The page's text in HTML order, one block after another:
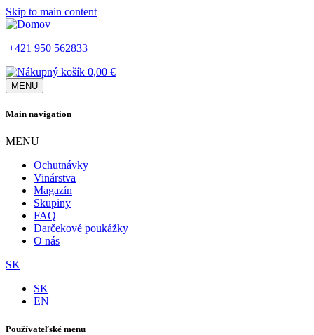
Skip to main content
+421 950 562833
0,00 €
MENU
Main navigation
MENU
Ochutnávky
Vinárstva
Magazín
Skupiny
FAQ
Darčekové poukážky
O nás
SK
SK
EN
Používateľské menu